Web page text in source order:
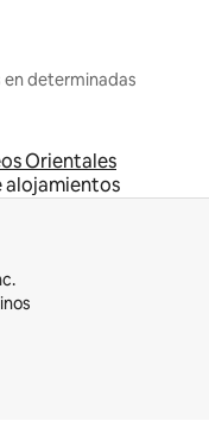
en determinadas
Orientales
alojamientos